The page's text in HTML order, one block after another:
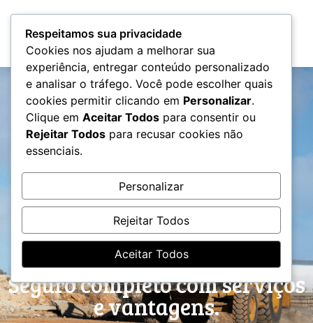
Seguro linha
amarela
Seguro completo com serviços
e vantagens.
Respeitamos sua privacidade
Cookies nos ajudam a melhorar sua
experiência, entregar conteúdo personalizado
e analisar o tráfego. Você pode escolher quais
cookies permitir clicando em Personalizar.
Clique em Aceitar Todos para consentir ou
Rejeitar Todos para recusar cookies não
essenciais.
Personalizar
Rejeitar Todos
Aceitar Todos